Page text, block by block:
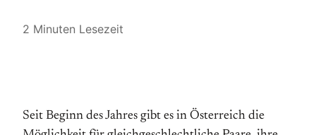
2 Minuten Lesezeit
Seit Beginn des Jahres gibt es in Österreich die